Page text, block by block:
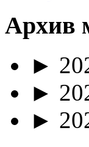
Архив
►
►
►